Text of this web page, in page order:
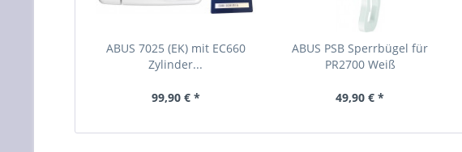
ABUS 7025 (EK) mit EC660
Zylinder...
99,90 € *
ABUS PSB Sperrbügel für
PR2700 Weiß
49,90 € *